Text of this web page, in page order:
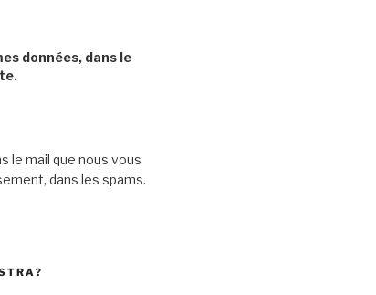
données, dans le
le mail que nous vous
dans les spams.